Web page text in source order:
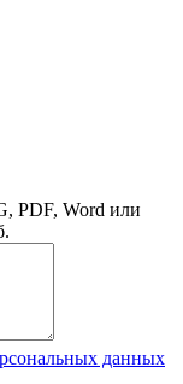
PDF, Word или
данных